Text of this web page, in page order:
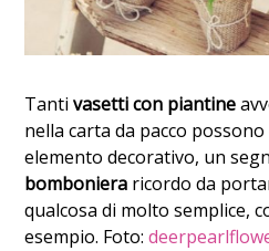
Tantivasetti con piantine
nella carta da pacco
elemento decorativo, un
bomboniera ricordo da
qualcosa di molto semplice,
esempio. Foto: